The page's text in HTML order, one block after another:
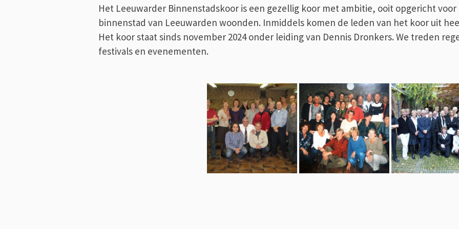
Het Leeuwarder Binnenstadskoor is een gezellig koor met ambitie, ooit opgericht
binnenstad van Leeuwarden woonden. Inmiddels komen de leden van het koor uit
Het koorstaat sinds november 2024 onder leiding van Dennis Dronkers. We treden
festivals en evenementen.